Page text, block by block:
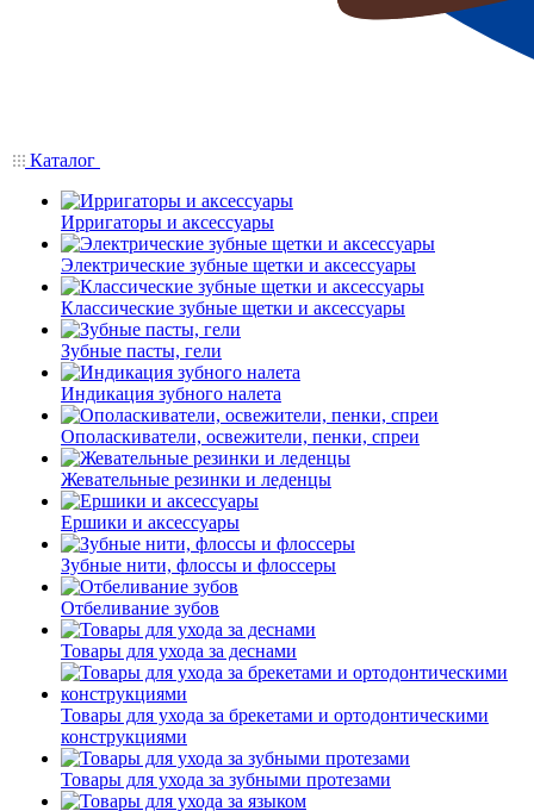
Каталог
Ирригаторы и аксессуары
Электрические зубные щетки и аксессуары
Классические зубные щетки и аксессуары
Зубные пасты, гели
Индикация зубного налета
Ополаскиватели, освежители, пенки, спреи
Жевательные резинки и леденцы
Ершики и аксессуары
Зубные нити, флоссы и флоссеры
Отбеливание зубов
Товары для ухода за деснами
Товары для ухода за брекетами и ортодонтическими
конструкциями
Товары для ухода за зубными протезами